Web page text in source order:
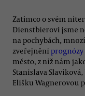
Zatímco o svém
Dienstbierovi jsme
na pochybách,
zveřejnění prognózy
město, z níž nám
Stanislava
Elišku Wagnerovou